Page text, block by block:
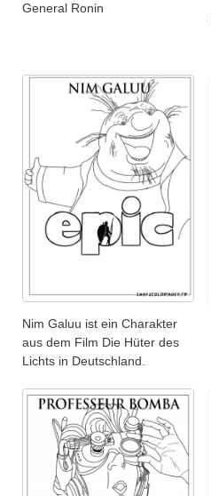
General Ronin
Nim Galuu ist ein Charakter
aus dem Film Die Hüter des
Lichts in Deutschland.